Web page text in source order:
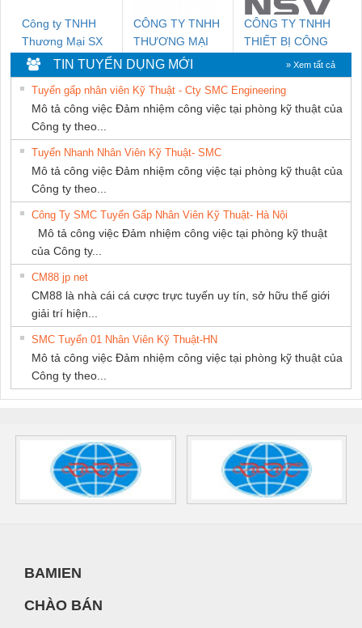
Công ty TNHH
Thương Mại SX
Ba Miền
CÔNG TY TNHH
THƯƠNG MẠI
DỊCH VỤ KỸ
THUẬT ĐIỆN CƠ
GIA HƯNG
PHÁT
CÔNG TY TNHH
THIẾT BỊ CÔNG
NGHIỆP NIHON
SETSUBI VIỆT
NAM
TIN TUYỂN DỤNG MỚI » Xem tất cả
Tuyển gấp nhân viên Kỹ Thuật - Cty SMC Engineering
Mô tả công việc Đảm nhiệm công việc tại phòng kỹ thuật của
Công ty theo...
Tuyển Nhanh Nhân Viên Kỹ Thuật- SMC
Mô tả công việc Đảm nhiệm công việc tại phòng kỹ thuật của
Công ty theo...
Công Ty SMC Tuyển Gấp Nhân Viên Kỹ Thuật- Hà Nội
Mô tả công việc Đảm nhiệm công việc tại phòng kỹ thuật
của Công ty...
CM88 jp net
CM88 là nhà cái cá cược trực tuyến uy tín, sở hữu thế giới
giải trí hiện...
SMC Tuyển 01 Nhân Viên Kỹ Thuật-HN
Mô tả công việc Đảm nhiệm công việc tại phòng kỹ thuật của
Công ty theo...
BAMIEN
CHÀO BÁN